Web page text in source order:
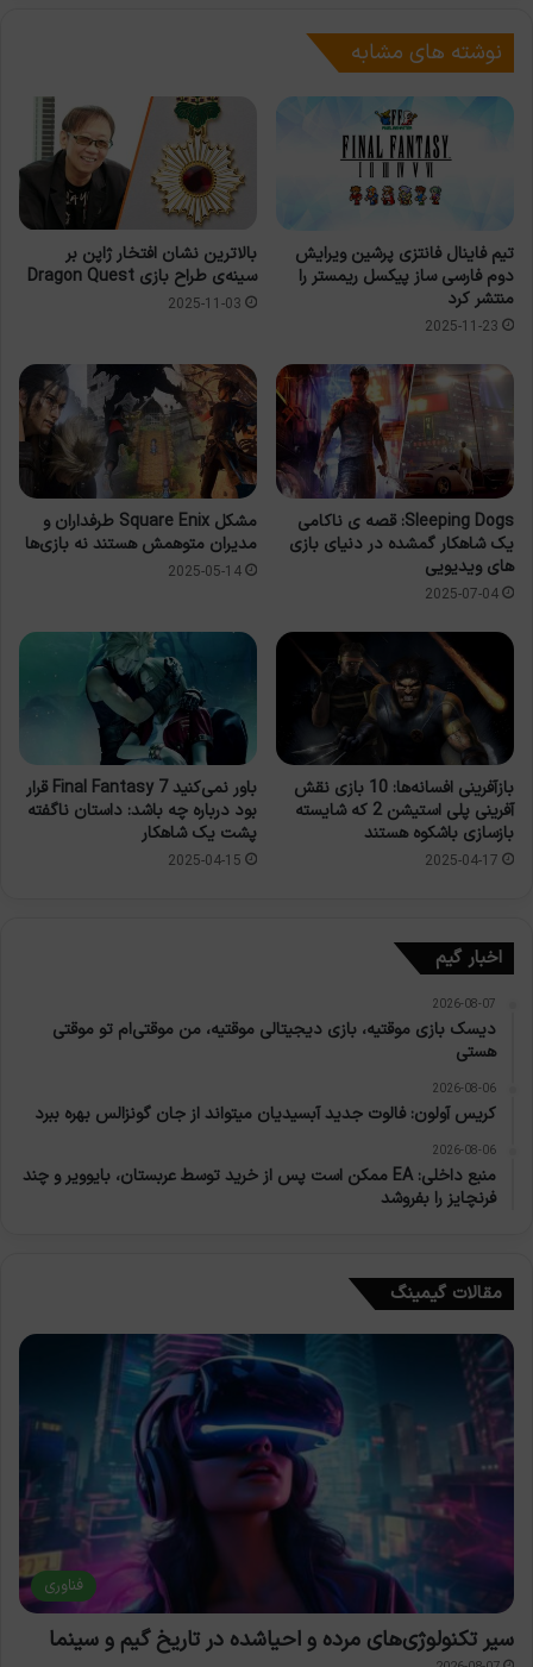
نوشته های مشابه
تیم فاینال فانتزی پرشین ویرایش
دوم فارسی ساز پیکسل ریمستر را
منتشر کرد
2025-11-23
بالاترین نشان افتخار ژاپن بر
سینه‌ی طراح بازی Dragon Quest
2025-11-03
Sleeping Dogs: قصه ی ناکامی
یک شاهکار گمشده در دنیای بازی
های ویدیویی
2025-07-04
مشکل Square Enix طرفداران و
مدیران متوهمش هستند نه بازی‌ها
2025-05-14
بازآفرینی افسانه‌ها: 10 بازی نقش
آفرینی پلی استیشن 2 که شایسته
بازسازی باشکوه هستند
2025-04-17
باور نمی‌کنید Final Fantasy 7 قرار
بود درباره چه باشد: داستان ناگفته
پشت یک شاهکار
2025-04-15
اخبار گیم
2026-08-07
دیسک بازی موقتیه، بازی دیجیتالی موقتیه، من موقتی‌ام تو موقتی
هستی
2026-08-06
کریس آولون: فالوت جدید آبسیدیان میتواند از جان گونزالس بهره ببرد
2026-08-06
منبع داخلی: EA ممکن است پس از خرید توسط عربستان، بایوویر و چند
فرنچایز را بفروشد
مقالات گیمینگ
فناوری
سیر تکنولوژی‌های مرده و احیاشده در تاریخ گیم و سینما